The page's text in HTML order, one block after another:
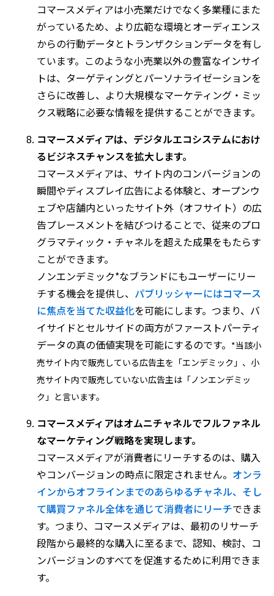
コマースメディアは小売業だけでなく多業種にまた
がっているため、より広範な環境とオーディエンス
からの行動データとトランザクションデータを有し
ています。このような小売業以外の豊富なインサイ
トは、ターゲティングとパーソナライゼーションを
さらに改善し、より大規模なマーケティング・ミッ
クス戦略に必要な情報を提供することができます。
コマースメディアは、デジタルエコシステムにおけ
るビジネスチャンスを拡大します。
コマースメディアは、サイト内のコンバージョンの
瞬間やディスプレイ広告による体験と、オープンウ
ェブや店舗内といったサイト外（オフサイト）の広
告プレースメントを結びつけることで、従来のプロ
グラマティック・チャネルを超えた成果をもたらす
ことができます。
ノンエンデミック*なブランドにもユーザーにリー
チする機会を提供し、 パブリッシャーにはコマース
に焦点を当てた収益化を可能にします。つまり、バ
イサイドとセルサイドの両方がファーストパーティ
データの真の価値実現を可能にするのです。 *当該小
売サイト内で販売している広告主を「エンデミック」、小
売サイト内で販売していない広告主は「ノンエンデミッ
ク」と言います。
コマースメディアはオムニチャネルでフルファネル
なマーケティング戦略を実現します。
コマースメディアが消費者にリーチするのは、購入
やコンバージョンの時点に限定されません。 オンラ
インからオフラインまでのあらゆるチャネル、そし
て購買ファネル全体を通じて消費者にリーチできま
す。つまり、コマースメディアは、最初のリサーチ
段階から最終的な購入に至るまで、認知、検討、コ
ンバージョンのすべてを促進するために利用できま
す。